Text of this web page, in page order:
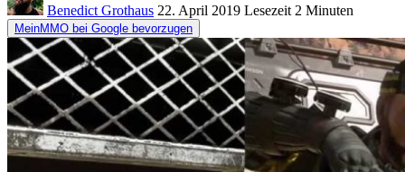
Benedict Grothaus 22. April 2019 Lesezeit 2 Minuten
MeinMMO bei Google bevorzugen